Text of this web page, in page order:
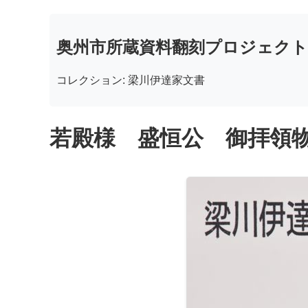
奥州市所蔵資料翻刻プロジェクト
コレクション: 梁川伊達家文書
若殿様 盛恒公 御拝領